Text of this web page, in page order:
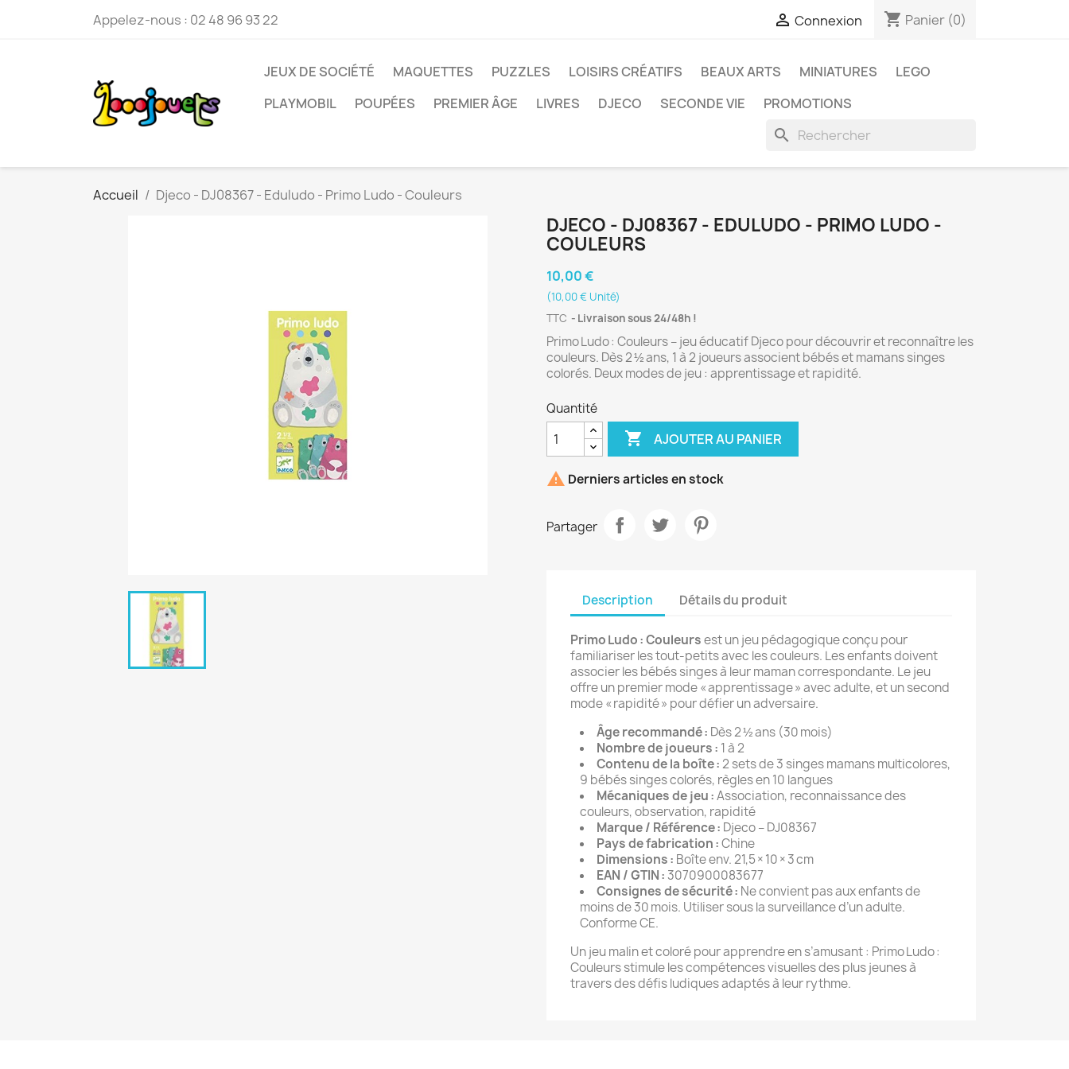
Appelez-nous : 02 48 96 93 22  Connexion shopping_cart Panier (0)
JEUX DE SOCIÉTÉ MAQUETTES PUZZLES LOISIRS CRÉATIFS BEAUX ARTS MINIATURES
LEGO
PLAYMOBIL
POUPÉES PREMIER ÂGE LIVRES DJECO SECONDE VIE PROMOTIONS
search
Accueil Djeco - DJ08367 - Eduludo - Primo Ludo - Couleurs
DJECO - DJ08367 - EDULUDO - PRIMO LUDO -
COULEURS
10,00 €
(10,00 € Unité)
TTC
Livraison sous 24/48h !
Primo Ludo : Couleurs – jeu éducatif Djeco pour découvrir et reconnaître les
couleurs. Dès 2 ½ ans, 1 à 2 joueurs associent bébés et mamans singes
colorés. Deux modes de jeu : apprentissage et rapidité.
Quantité
 AJOUTER AU PANIER
 Derniers articles en stock
Partager
Description Détails du produit
Primo Ludo : Couleursest un jeu pédagogique conçu pour
familiariser les tout-petits avec les couleurs. Les enfants doivent
associer les bébés singes à leur maman correspondante. Le jeu
offre un premier mode « apprentissage » avec adulte, et un second
mode « rapidité » pour défier un adversaire.
Âge recommandé : Dès 2 ½ ans (30 mois)
Nombre de joueurs : 1 à 2
Contenu de la boîte :2 sets de 3 singes mamans multicolores,
9 bébés singes colorés, règles en 10 langues
Mécaniques de jeu :Association, reconnaissance des
couleurs, observation, rapidité
Marque / Référence : Djeco – DJ08367
Pays de fabrication :Chine
Dimensions : Boîte env. 21,5 × 10 × 3 cm
EAN / GTIN :3070900083677
Consignes de sécurité : Ne convient pas aux enfants de
moins de 30 mois. Utiliser sous la surveillance d’un adulte.
Conforme CE.
Un jeu malin et coloré pour apprendre en s’amusant : Primo Ludo :
Couleurs stimule les compétences visuelles des plus jeunes à
travers des défis ludiques adaptés à leur rythme.